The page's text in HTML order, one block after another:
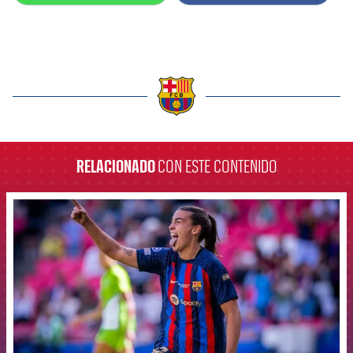
RELACIONADOCON ESTE CONTENIDO
FCB Barcelona badge